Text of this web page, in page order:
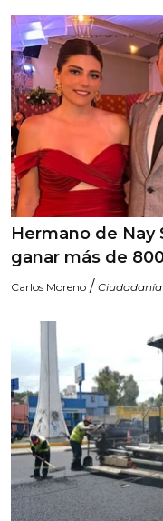
Hermano de Nay
ganar más de
Carlos Moreno /